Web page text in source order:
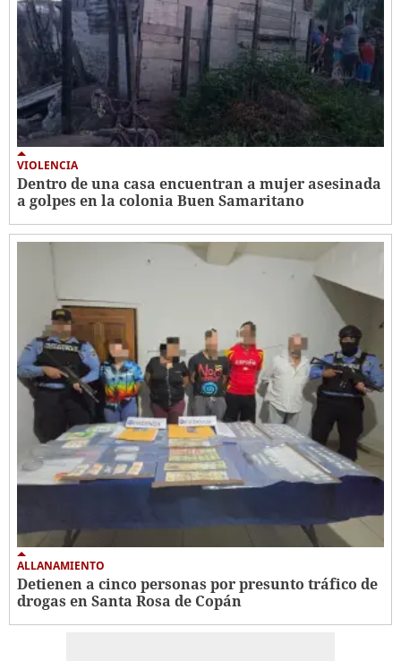
VIOLENCIA
Dentro de una casa encuentran a mujer asesinada
a golpes en la colonia Buen Samaritano
ALLANAMIENTO
Detienen a cinco personas por presunto tráfico de
drogas en Santa Rosa de Copán